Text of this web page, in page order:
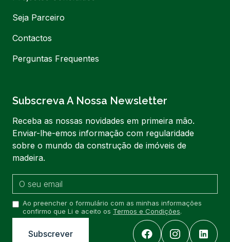
Seja Parceiro
Contactos
Perguntas Frequentes
Subscreva A Nossa Newsletter
Receba as nossas novidades em primeira mão.
Enviar-lhe-emos informação com regularidade
sobre o mundo da construção de imóveis de
madeira.
Ao preencher o formulário com as minhas informações
confirmo que Li e aceito os Termos e Condições.